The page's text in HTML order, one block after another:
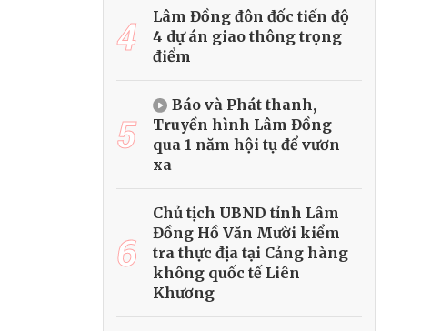
4
Lâm Đồng đôn đốc tiến độ
4 dự án giao thông trọng
điểm
5
Báo và Phát thanh,
Truyền hình Lâm Đồng
qua 1 năm hội tụ để vươn
xa
6
Chủ tịch UBND tỉnh Lâm
Đồng Hồ Văn Mười kiểm
tra thực địa tại Cảng hàng
không quốc tế Liên
Khương